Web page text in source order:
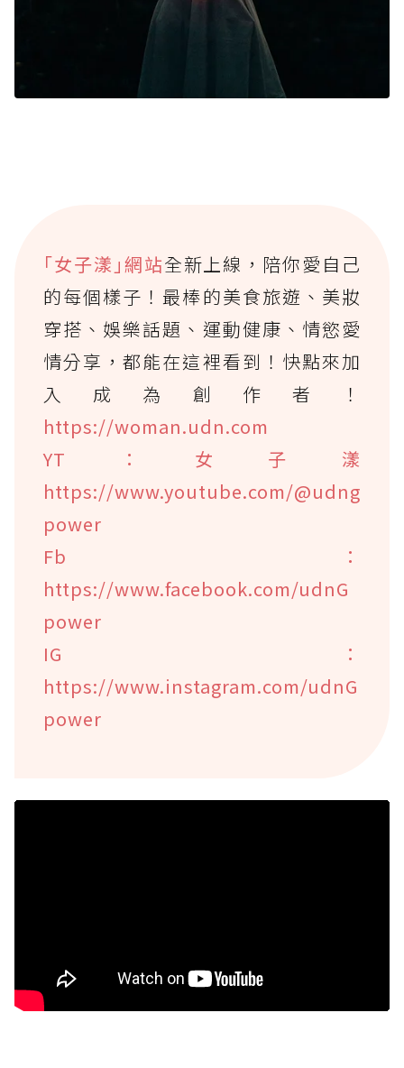
｢女子漾｣網站全新上線，陪你愛自己
的每個樣子！最棒的美食旅遊、美妝
穿搭、娛樂話題、運動健康、情慾愛
情分享，都能在這裡看到！快點來加
入成為創作者！
https://woman.udn.com
YT：女子漾
https://www.youtube.com/@udng
power
Fb：
https://www.facebook.com/udnG
power
IG：
https://www.instagram.com/udnG
power